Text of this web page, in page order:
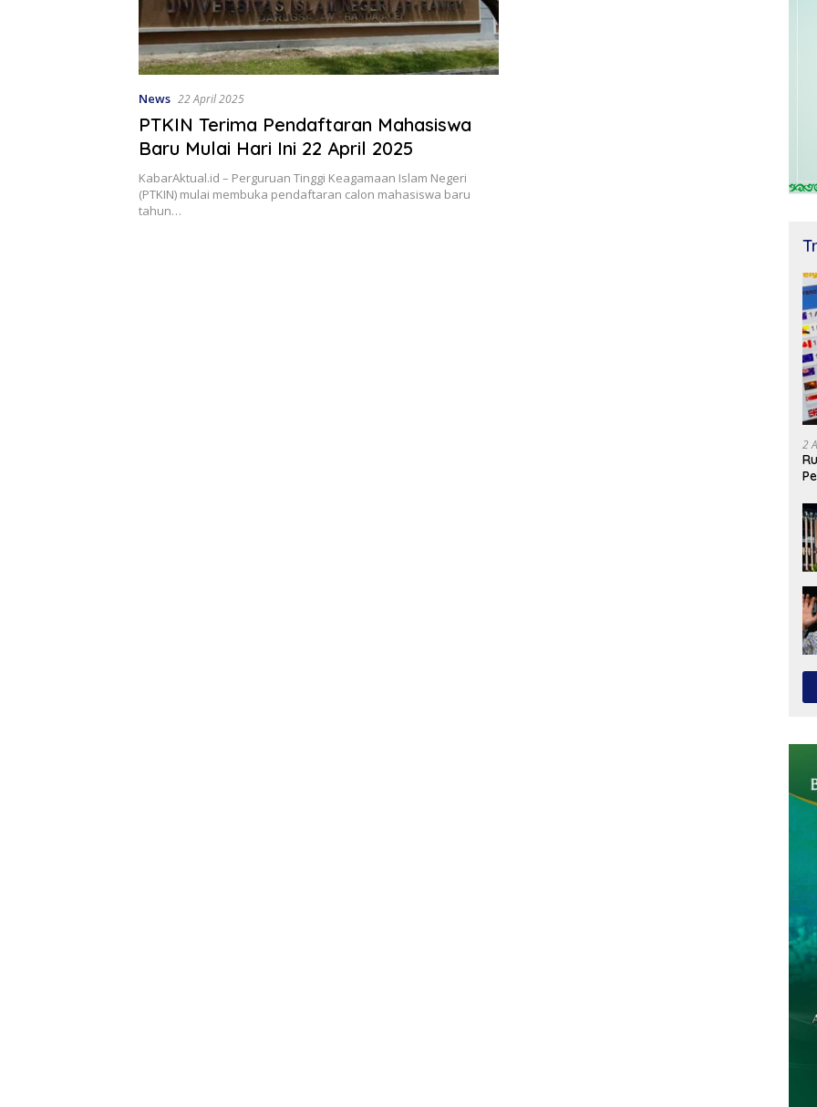
News 22 April 2025
PTKIN Terima Pendaftaran Mahasiswa
Baru Mulai Hari Ini 22 April 2025
KabarAktual.id – Perguruan Tinggi Keagamaan Islam Negeri
(PTKIN) mulai membuka pendaftaran calon mahasiswa baru
tahun…
2